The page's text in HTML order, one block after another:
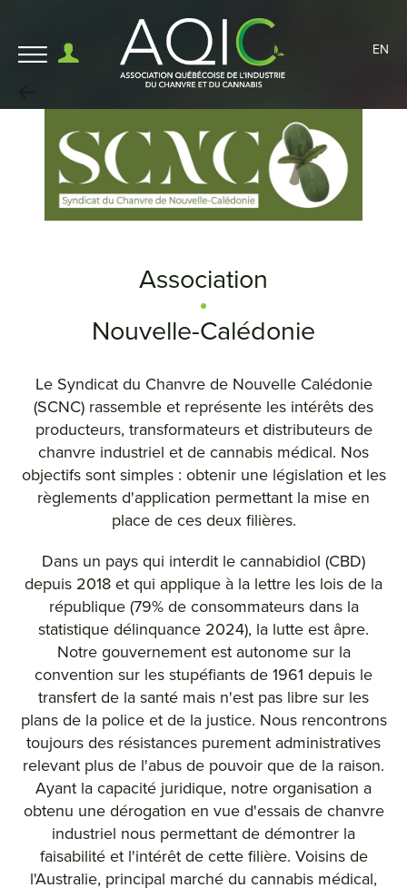
EN
Association
Nouvelle-Calédonie
Le Syndicat du Chanvre de Nouvelle Calédonie
(SCNC) rassemble et représente les intérêts des
producteurs, transformateurs et distributeurs de
chanvre industriel et de cannabis médical. Nos
objectifs sont simples : obtenir une législation et les
règlements d'application permettant la mise en
place de ces deux filières.
Dans un pays qui interdit le cannabidiol (CBD)
depuis 2018 et qui applique à la lettre les lois de la
république (79% de consommateurs dans la
statistique délinquance 2024), la lutte est âpre.
Notre gouvernement est autonome sur la
convention sur les stupéfiants de 1961 depuis le
transfert de la santé mais n'est pas libre sur les
plans de la police et de la justice. Nous rencontrons
toujours des résistances purement administratives
relevant plus de l'abus de pouvoir que de la raison.
Ayant la capacité juridique, notre organisation a
obtenu une dérogation en vue d'essais de chanvre
industriel nous permettant de démontrer la
faisabilité et l'intérêt de cette filière. Voisins de
l'Australie, principal marché du cannabis médical,